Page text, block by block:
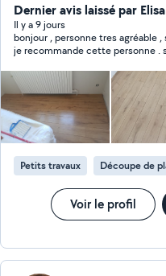
Dernier avis laissé par
Il y a 9 jours
bonjour , personne tres agréable , sérieuse travail très bien fait
je recommande cette personne .
Petits travaux Découpe de
Voir le profil